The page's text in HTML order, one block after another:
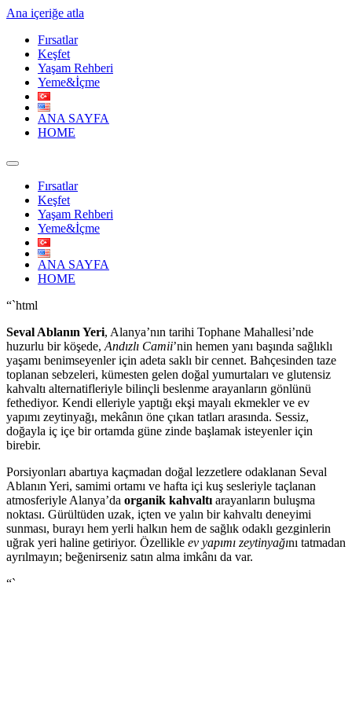
Ana içeriğe atla
Fırsatlar
Keşfet
Yaşam Rehberi
Yeme&İçme
ANA SAYFA
HOME
Fırsatlar
Keşfet
Yaşam Rehberi
Yeme&İçme
ANA SAYFA
HOME
“`html
Seval Ablanın Yeri, Alanya’nın tarihi Tophane Mahallesi’nde
huzurlu bir köşede, Andızlı Camii’nin hemen yanı başında sağlıklı
yaşamı benimseyenler için adeta saklı bir cennet. Bahçesinden taze
toplanan sebzeleri, kümesten gelen doğal yumurtaları ve glutensiz
kahvaltı alternatifleriyle bilinçli beslenme arayanların gönlünü
fethediyor. Kendi elleriyle yaptığı ekşi mayalı ekmekler ve ev
yapımı zeytinyağı, mekânın öne çıkan tatları arasında. Sessiz,
doğayla iç içe bir ortamda güne zinde başlamak isteyenler için
birebir.
Porsiyonları abartıya kaçmadan doğal lezzetlere odaklanan Seval
Ablanın Yeri, samimi ortamı ve hafta içi kuş sesleriyle taçlanan
atmosferiyle Alanya’da organik kahvaltı arayanların buluşma
noktası. Gürültüden uzak, içten ve yalın bir kahvaltı deneyimi
sunması, burayı hem yerli halkın hem de sağlık odaklı gezginlerin
uğrak yeri haline getiriyor. Özellikle ev yapımı zeytinyağını tatmadan
ayrılmayın; beğenirseniz satın alma imkânı da var.
“`